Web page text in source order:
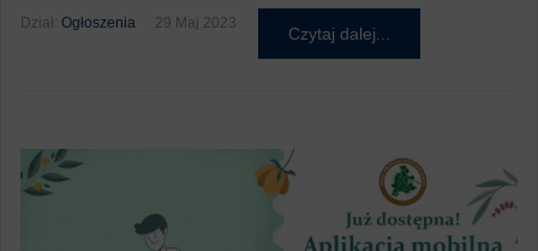
Dział: Ogłoszenia 29 Maj 2023
Czytaj dalej...